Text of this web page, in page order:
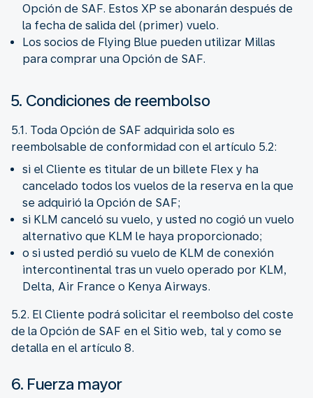
Opción de SAF. Estos XP se abonarán después de
la fecha de salida del (primer) vuelo.
Los socios de Flying Blue pueden utilizar Millas
para comprar una Opción de SAF.
5. Condiciones de reembolso
5.1. Toda Opción de SAF adquirida solo es
reembolsable de conformidad con el artículo 5.2:
si el Cliente es titular de un billete Flex y ha
cancelado todos los vuelos de la reserva en la que
se adquirió la Opción de SAF;
si KLM canceló su vuelo, y usted no cogió un vuelo
alternativo que KLM le haya proporcionado;
o si usted perdió su vuelo de KLM de conexión
intercontinental tras un vuelo operado por KLM,
Delta, Air France o Kenya Airways.
5.2. El Cliente podrá solicitar el reembolso del coste
de la Opción de SAF en el Sitio web, tal y como se
detalla en el artículo 8.
6. Fuerza mayor